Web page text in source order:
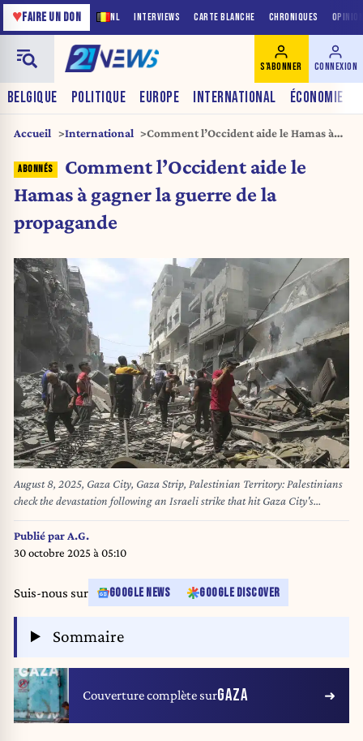
NL INTERVIEWS CARTE BLANCHE CHRONIQUES
♥FAIRE UN DON
BELGIQUE POLITIQUE EUROPE INTERNATIONAL ÉCONOMIE
S'ABONNER CONNEXION
Accueil International
Comment l’Occident aide le Hamas à
Comment l’Occident aide le
Hamas à gagner la guerre de la
propagande
August 8, 2025, Gaza City, Gaza Strip, Palestinian Territory: Palestinians
check the devastation following an Israeli strike that hit Gaza City's
southern al-Zaitoon neighbourhood. Israel's military will ''take control'' of
Gaza City under a new plan approved by Prime Minister Benjamin
Netanyahu's security cabinet, touching off a wave of criticism Friday from
Images via ZUMA Press Wire)
Publié par A.G.
30 octobre 2025 à 05:10
Suis-nous sur GOOGLE NEWS GOOGLE DISCOVER
Sommaire
Couverture complète surGAZA